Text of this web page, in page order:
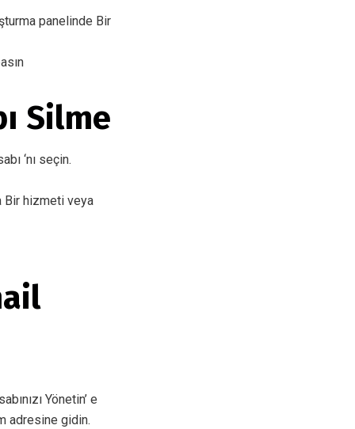
panelinde Bir
Silme
‘nı seçin.
Bir hizmeti veya
Yönetin’ e
adresine gidin.